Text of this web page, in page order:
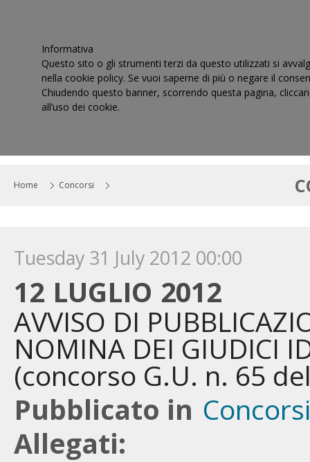
Home Concorsi
Tuesday 31 July 2012 00:00
12 LUGLIO 2012
AVVISO DI
NOMINA DEI GIUDICI
(concorso G.U. n. 65
Pubblicato in Concorsi
Allegati:
Informativa
Questo sito o gli strumenti terzi da questo utilizzati si
nella cookie policy. Se vuoi saperne di più o negare il
Chiudendo questo banner, scorrendo questa pagina,
all’uso dei cookie.